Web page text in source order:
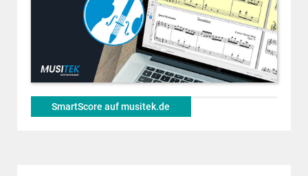
SmartScore auf musitek.de